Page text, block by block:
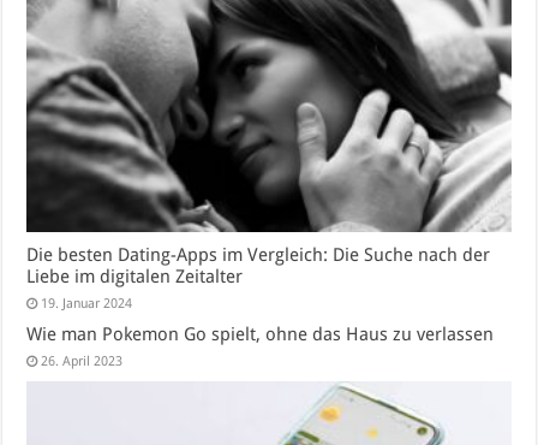
Die besten Dating-Apps im Vergleich: Die Suche nach der
Liebe im digitalen Zeitalter
19. Januar 2024
Wie man Pokemon Go spielt, ohne das Haus zu verlassen
26. April 2023